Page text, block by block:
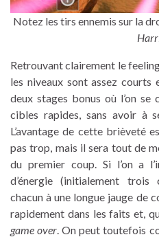
Notez les tirs ennemis sur la
Retrouvant clairement le
les niveaux sont assez courts
deux stages bonus où l’on se
cibles rapides, sans avoir à
L’avantage de cette brièveté
pas trop, mais il sera tout de
du premier coup. Si l’on a
d’énergie (initialement
chacun à une longue jauge de
rapidement dans les faits et,
game over. On peut toutefois